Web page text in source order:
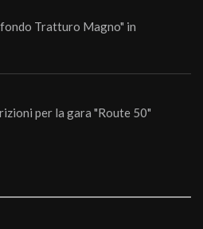
Tratturo Magno" in
per la gara "Route 50"